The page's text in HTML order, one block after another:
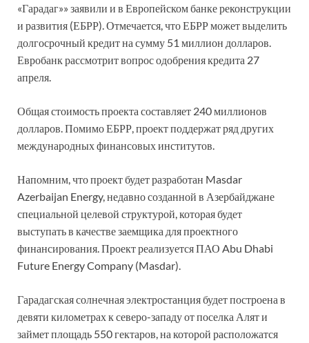
«Гарадаг»» заявили и в Европейском банке реконструкции
и развития (ЕБРР). Отмечается, что ЕБРР может выделить
долгосрочный кредит на сумму 51 миллион долларов.
Евробанк рассмотрит вопрос одобрения кредита 27
апреля.
Общая стоимость проекта составляет 240 миллионов
долларов. Помимо ЕБРР, проект поддержат ряд других
международных финансовых институтов.
Напомним, что проект будет разработан Masdar
Azerbaijan Energy, недавно созданной в Азербайджане
специальной целевой структурой, которая будет
выступать в качестве заемщика для проектного
финансирования. Проект реализуется ПАО Abu Dhabi
Future Energy Company (Masdar).
Гарадагская солнечная электростанция будет построена в
девяти километрах к северо-западу от поселка Алят и
займет площадь 550 гектаров, на которой расположатся